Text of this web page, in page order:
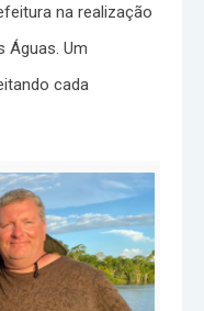
na realização
Águas. Um
cada